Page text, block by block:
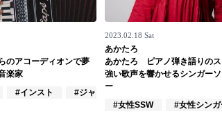
アコーディオンで夢
楽家
#インスト #ジャズ/クラシック奏者
2023.02.18 Sat
あかたろ
あかたろ ピアノ弾き語りのス
強い歌声を響かせるシンガー
ー
#女性SSW
#女性シン